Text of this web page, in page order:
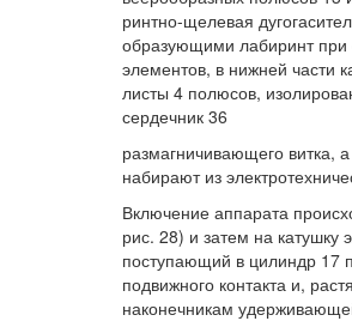
ринтно-щелевая
образующими лабиринт при
элементов, в нижней части
листы 4 полюсов,
сердечник 36
размагничивающего витка,
набирают из
Включение аппарата
рис. 28) и затем на катушку
поступающий в цилиндр 17
подвижного контакта и,
наконечникам